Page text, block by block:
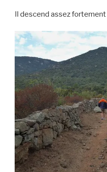
Il descend assez fortement